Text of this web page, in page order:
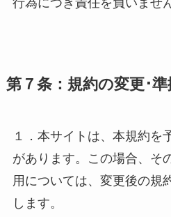
第７条：規約の変更･
１．本サイトは、本規約を
があります。この場合、そ
用については、変更後の規
します。